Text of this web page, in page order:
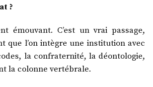
?
émouvant. C’est un vrai passage,
que l’on intègre une institution avec
la confraternité, la déontologie,
la colonne vertébrale.